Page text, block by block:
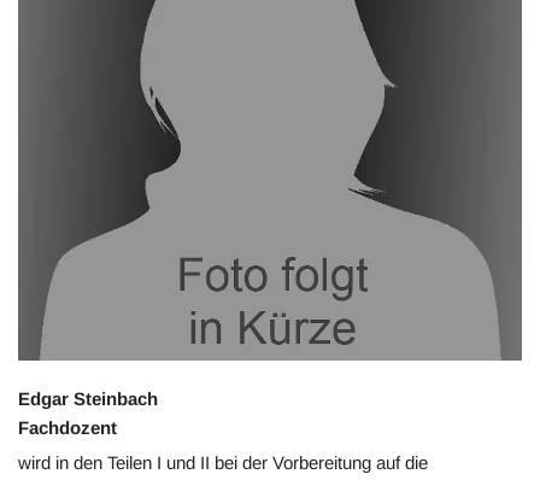
Edgar Steinbach
Fachdozent
wird in den Teilen I und II bei der Vorbereitung auf die